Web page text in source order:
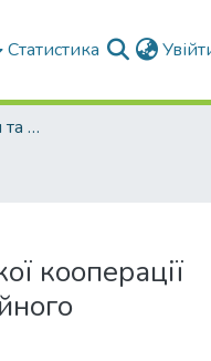
Статистика
Факультет Економіки та бізнесу
кооперації